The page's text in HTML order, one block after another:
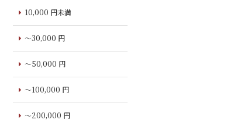
10,000 円未満
～30,000 円
～50,000 円
～100,000 円
～200,000 円